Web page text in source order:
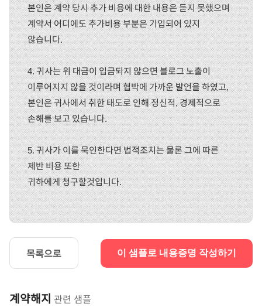
본인은 계약 당시 추가 비용에 대한 내용은 듣지 못했으며
계약서 어디에도 추가비용 부분은 기입되어 있지
않습니다.
4. 귀사는 위 대금이 입금되지 않으면 블로그 노출이
이루어지지 않을 것이라며 협박에 가까운 발언을 하였고,
본인은 귀사에서 취한 태도로 인해 정신적, 경제적으로
손해를 보고 있습니다.
5. 귀사가 이를 묵인한다면 법적조치는 물론 그에 따른
제반 비용 또한
귀하에게 청구할것입니다.
목록으로 이 샘플로 내용증명 작성하기
계약해지 관련 샘플